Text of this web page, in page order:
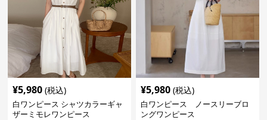
¥5,980 (税込)
白ワンピース シャツカラーギャ
ザーミモレワンピース
¥5,980 (税込)
白ワンピース ノースリーブロ
ングワンピース